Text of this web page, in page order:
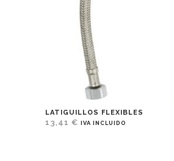
LATIGUILLOS FLEXIBLES
13,41 € IVA INCLUIDO